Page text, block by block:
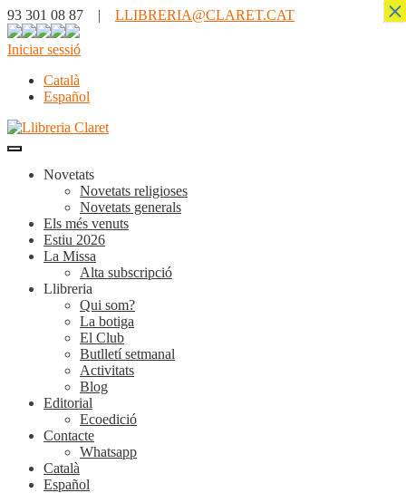
93 301 08 87 | LLIBRERIA@CLARET.CAT
Iniciar sessió
Català
Español
Novetats
Novetats religioses
Novetats generals
Els més venuts
Estiu 2026
La Missa
Alta subscripció
Llibreria
Qui som?
La botiga
El Club
Butlletí setmanal
Activitats
Blog
Editorial
Ecoedició
Contacte
Whatsapp
Català
Español
×